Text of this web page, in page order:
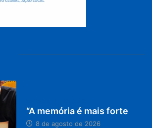
“A memória é mais forte
8 de agosto de 2026